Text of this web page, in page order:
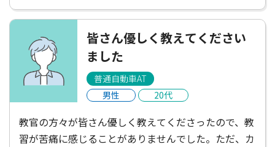
は遠くて不便だと感じたけれど、たくさんごはんやさ
ださったりして楽しかった！充実した2週間でした。
皆さん優しく教えてください
ました
普通自動車AT
男性
20代
教官の方々が皆さん優しく教えてくださったので、教
習が苦痛に感じることがありませんでした。ただ、カ